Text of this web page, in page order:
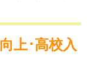
向上･高校入